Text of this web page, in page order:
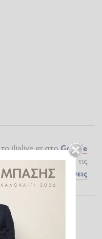
ilialive.gr στοGoogle
μάθετε πρώτοι όλες τις
Ειδήσεις